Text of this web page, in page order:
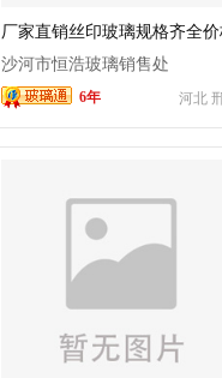
厂家直销丝印玻璃规格齐全
美丽
沙河市恒浩玻璃销售处
河北
6年